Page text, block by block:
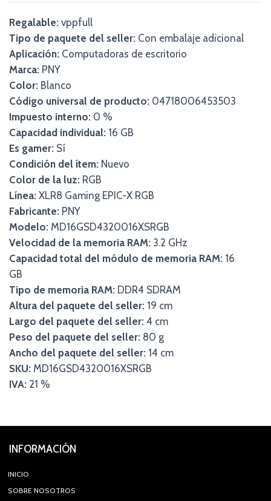
Regalable: vppfull
Tipo de paquete del seller: Con embalaje adicional
Aplicación: Computadoras de escritorio
Marca: PNY
Color: Blanco
Código universal de producto: 04718006453503
Impuesto interno: 0 %
Capacidad individual: 16 GB
Es gamer: Sí
Condición del ítem: Nuevo
Color de la luz: RGB
Línea: XLR8 Gaming EPIC-X RGB
Fabricante: PNY
Modelo: MD16GSD4320016XSRGB
Velocidad de la memoria RAM: 3.2 GHz
Capacidad total del módulo de memoria RAM: 16
GB
Tipo de memoria RAM: DDR4 SDRAM
Altura del paquete del seller: 19 cm
Largo del paquete del seller: 4 cm
Peso del paquete del seller: 80 g
Ancho del paquete del seller: 14 cm
SKU: MD16GSD4320016XSRGB
IVA: 21 %
INFORMACIÓN
INICIO
SOBRE NOSOTROS